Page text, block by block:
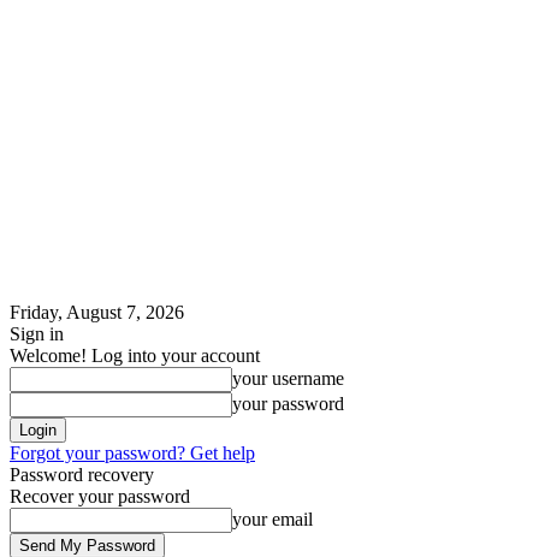
Friday, August 7, 2026
Sign in
Welcome! Log into your account
your username
your password
Forgot your password? Get help
Password recovery
Recover your password
your email